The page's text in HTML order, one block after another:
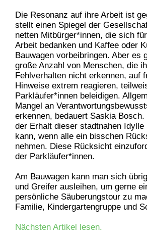
Die Resonanz auf ihre Arbeit ist
stellt einen Spiegel der
netten Mitbürger*innen, die sich
Arbeit bedanken und Kaffee oder
Bauwagen vorbeibringen. Aber es
große Anzahl von Menschen, die
Fehlverhalten nicht erkennen, auf
Hinweise extrem reagieren,
Parkläufer*innen beleidigen.
Mangel an
erkennen, bedauert Saskia
der Erhalt dieser stadtnahen Idylle
kann, wenn alle ein bisschen
nehmen. Diese Rücksicht
der Parkläufer*innen.
Am Bauwagen kann man sich
und Greifer ausleihen, um gerne
persönliche Säuberungstour zu
Familie, Kindergartengruppe und
Nächsten Artikel lesen.